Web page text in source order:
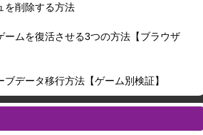
を削除する方法
ームを復活させる3つの方法【ブラウザ
データ移行方法【ゲーム別検証】